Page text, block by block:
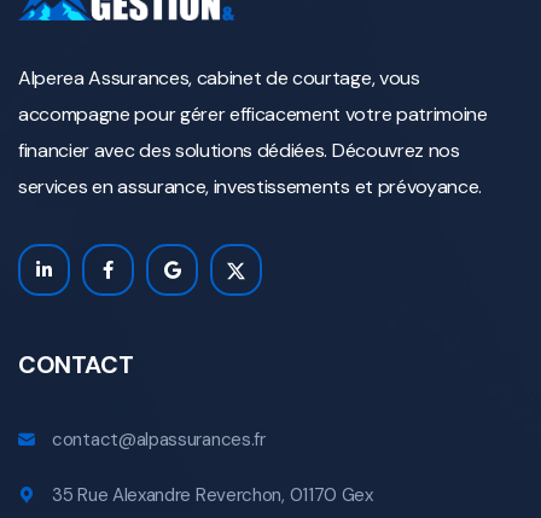
Alperea Assurances, cabinet de courtage, vous
accompagne pour gérer efficacement votre patrimoine
financier avec des solutions dédiées. Découvrez nos
services en assurance, investissements et prévoyance.
CONTACT
contact@alpassurances.fr
35 Rue Alexandre Reverchon, 01170 Gex